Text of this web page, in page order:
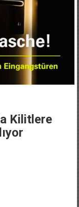
Kilitlere